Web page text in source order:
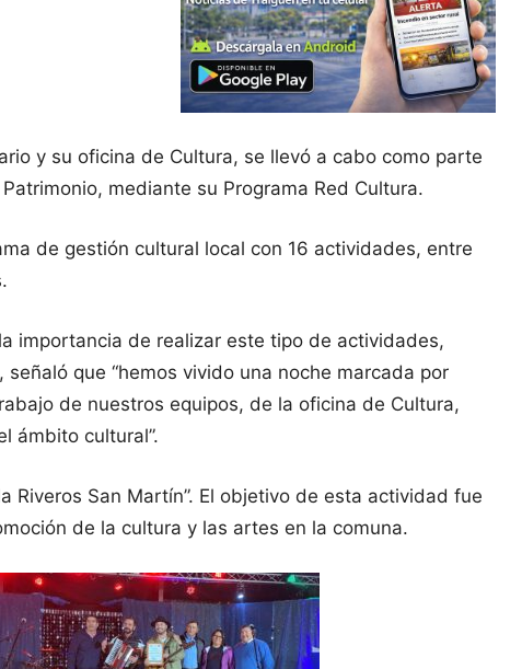
y su oficina de Cultura, se llevó a cabo como parte
mediante su Programa Red Cultura.
de gestión cultural local con 16 actividades, entre
importancia de realizar este tipo de actividades,
que “hemos vivido una noche marcada por
de nuestros equipos, de la oficina de Cultura,
ámbito cultural”.
Riveros San Martín”. El objetivo de esta actividad fue
de la cultura y las artes en la comuna.